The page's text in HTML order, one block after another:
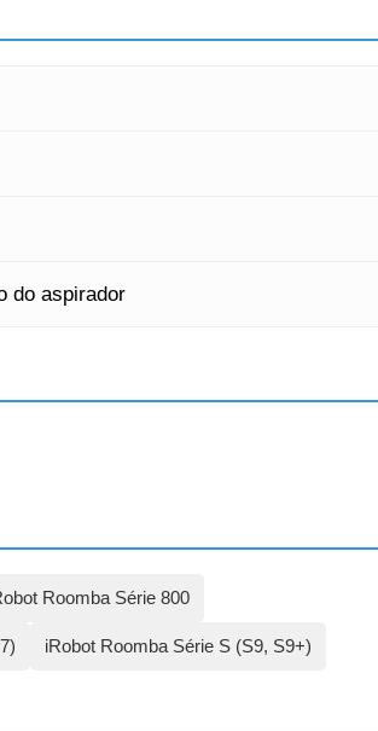
do aspirador
Roomba Série 800
iRobot Roomba Série S (S9, S9+)